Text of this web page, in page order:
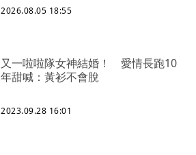
2026.08.05 18:55
又一啦啦隊女神結婚！ 愛情長跑10
年甜喊：黃衫不會脫
2023.09.28 16:01